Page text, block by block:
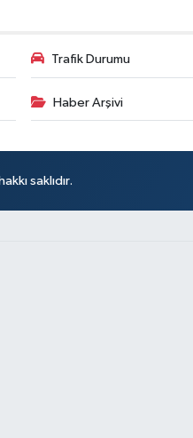
Trafik Durumu
Haber Arşivi
saklıdır.